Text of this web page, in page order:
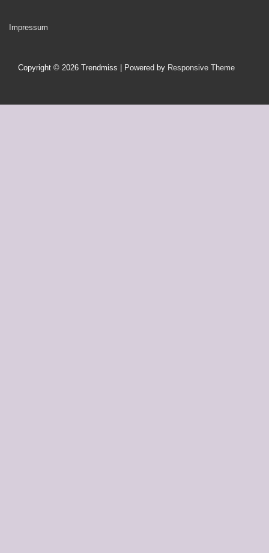
Footer-
Impressum
Copyright © 2026 Trendmiss | Powered by Responsive Theme